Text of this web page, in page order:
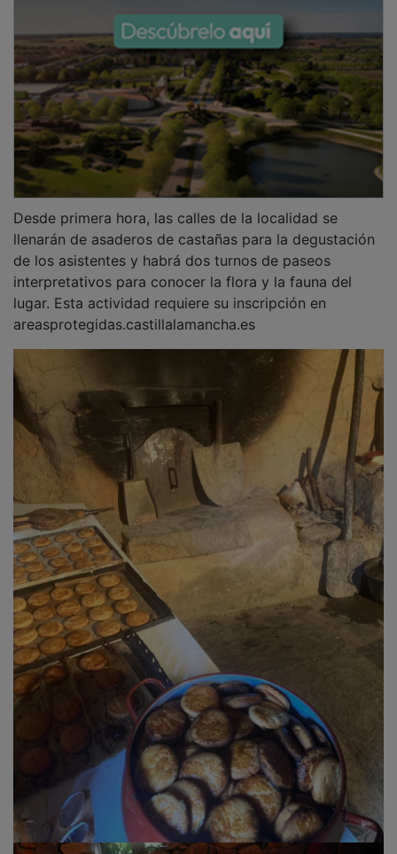
llenarán de asaderos de castañas para la degustación
de los asistentes y habrá dos turnos de paseos
interpretativos para conocer la flora y la fauna del
lugar. Esta actividad requiere su inscripción en
areasprotegidas.castillalamancha.es